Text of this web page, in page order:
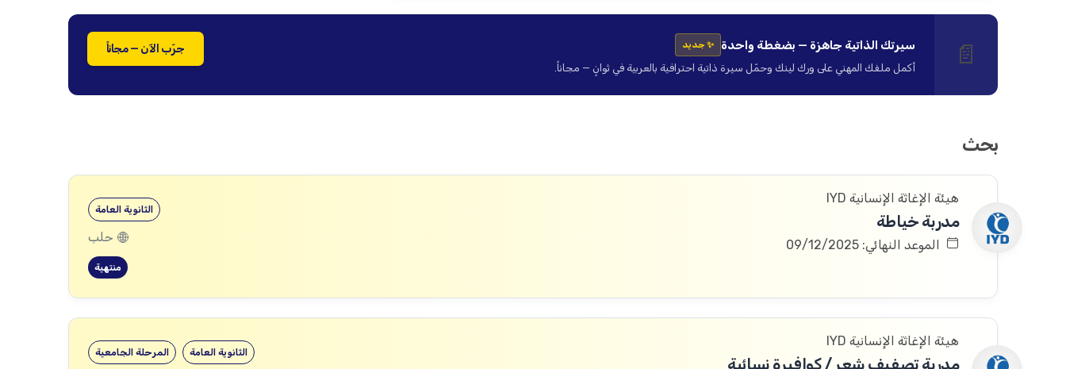
📄 سيرتك الذاتية جاهزة — بضغطة واحدة ✨ جديد
أكمل ملفك المهني على ورك لينك وحمّل سيرة ذاتية احترافية بالعربية في ثوانٍ — مجاناً.
جرّب الآن — مجاناً
بحث
هيئة الإغاثة الإنسانية IYD
مدربة خياطة
الموعد النهائي: 09/12/2025
الثانوية العامة
حلب
منتهية
هيئة الإغاثة الإنسانية IYD
مدربة تصفيف شعر / كوافيرة نسائية
المرحلة الجامعية الثانوية العامة